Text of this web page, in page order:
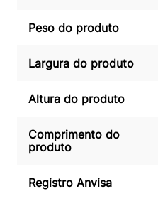
Peso do produto
Largura do produto
Altura do produto
Comprimento do
produto
Registro Anvisa